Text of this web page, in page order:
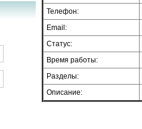
Телефон:
Email:
Статус:
Время работы:
Разделы:
Описание: